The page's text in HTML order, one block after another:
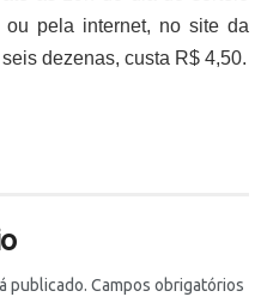
pela internet, no site da
dezenas, custa R$ 4,50.
publicado. Campos obrigatórios